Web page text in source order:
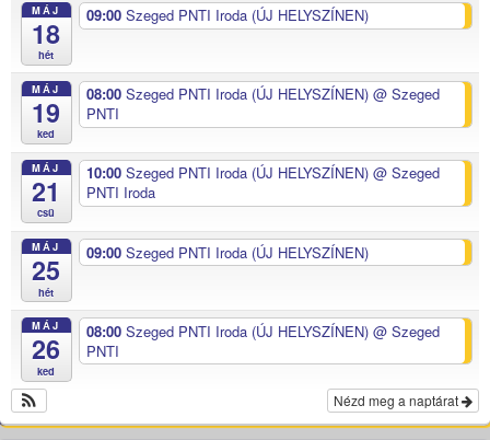
MÁJ
18
hét
09:00 Szeged PNTI Iroda (ÚJ HELYSZÍNEN)
MÁJ
19
ked
08:00 Szeged PNTI Iroda (ÚJ HELYSZÍNEN) @ Szeged
PNTI
MÁJ
21
csü
10:00 Szeged PNTI Iroda (ÚJ HELYSZÍNEN) @ Szeged
PNTI Iroda
MÁJ
25
hét
09:00 Szeged PNTI Iroda (ÚJ HELYSZÍNEN)
MÁJ
26
ked
08:00 Szeged PNTI Iroda (ÚJ HELYSZÍNEN) @ Szeged
PNTI
Nézd meg a naptárat